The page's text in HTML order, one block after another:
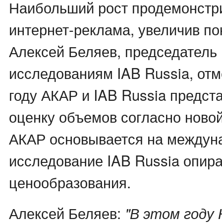
Наибольший рост
интернет-реклама, увеличив
Алексей Беляев,
исследованиям IAB Russia,
году АКАР и IAB Russia
оценку объемов согласно
АКАР основывается на
исследование IAB Russia
ценообразования.
Алексей Беляев: "В этом